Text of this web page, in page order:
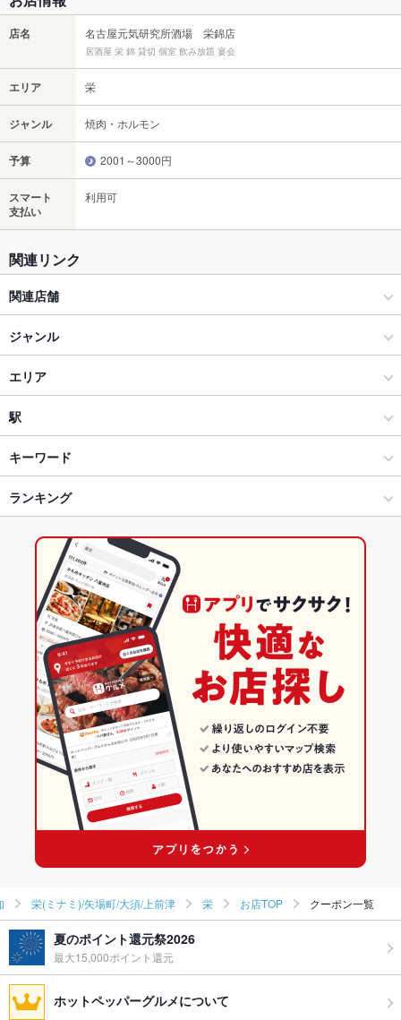
店名 名古屋元気研究所酒場 栄錦店
居酒屋 栄 錦 貸切 個室 飲み放題 宴会
エリア 栄
ジャンル 焼肉・ホルモン
予算 2001～3000円
スマート
支払い
利用可
関連リンク
関連店舗
鉄板居酒屋酒場 焼酎ミュージアム 伏見店 単品飲み放題
ジャンル
焼肉・ホルモン
ホルモン
栄(ミナミ)/矢場町/大須/上前津 × 焼肉・ホルモン
栄(ミナミ)/矢場町/大須/上前津 × ホルモン
栄駅 × 焼肉・ホルモン
栄駅 × ホルモン
創作料理
栄(ミナミ)/矢場町/大須/上前津 × 創作料理
栄(ミナミ)/矢場町/大須/上前津 × 和風
栄駅 × 創作料理
エリア
栄
栄 × 焼肉・ホルモン
栄 × ホルモン
栄 × 創作料理
栄 × 和風
愛知 × 焼肉・ホルモン
愛知 × ホルモン
愛知 × 創作料理
愛知 × 和風
駅
栄駅
栄町駅
伏見駅
キーワード
手羽先 からあげ
チャーハン たこ焼き
ランキング
愛知のグルメランキング
愛知の焼肉・ホルモンランキング
栄(ミナミ)/矢場町/大須/上前津のグルメランキング
栄(ミナミ)/矢場町/大須/上前津の焼肉・ホルモンランキング
栄のグルメランキング
栄の焼肉・ホルモンランキング
栄(ミナミ)/矢場町/大須/上前津 栄 お店TOP クーポン一覧
夏のポイント還元祭2026
最大15,000ポイント還元
ホットペッパーグルメについて